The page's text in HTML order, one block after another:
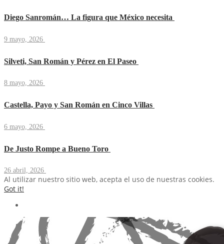
Diego Sanromán… La figura que México necesita
9 mayo, 2026
Silveti, San Román y Pérez en El Paseo
8 mayo, 2026
Castella, Payo y San Román en Cinco Villas
6 mayo, 2026
De Justo Rompe a Bueno Toro
26 abril, 2026
Al utilizar nuestro sitio web, acepta el uso de nuestras cookies.
Got it!